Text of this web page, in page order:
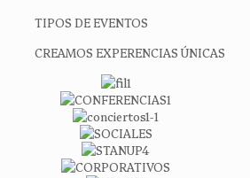
TIPOS DE EVENTOS
CREAMOS EXPERENCIAS ÚNICAS